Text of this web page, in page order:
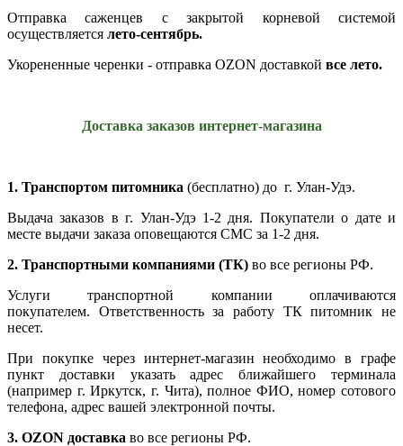
Отправка саженцев с закрытой корневой системой
осуществляется лето-сентябрь.
Укорененные черенки - отправка OZON доставкой все лето.
Доставка заказов интернет-магазина
1. Транспортом питомника (бесплатно) до г. Улан-Удэ.
Выдача заказов в г. Улан-Удэ 1-2 дня. Покупатели о дате и
месте выдачи заказа оповещаются СМС за 1-2 дня.
2. Транспортными компаниями (ТК) во все регионы РФ.
Услуги транспортной компании оплачиваются
покупателем. Ответственность за работу ТК питомник не
несет.
При покупке через интернет-магазин необходимо в графе
пункт доставки указать адрес ближайшего терминала
(например г. Иркутск, г. Чита), полное ФИО, номер сотового
телефона, адрес вашей электронной почты.
3. OZON доставка во все регионы РФ.